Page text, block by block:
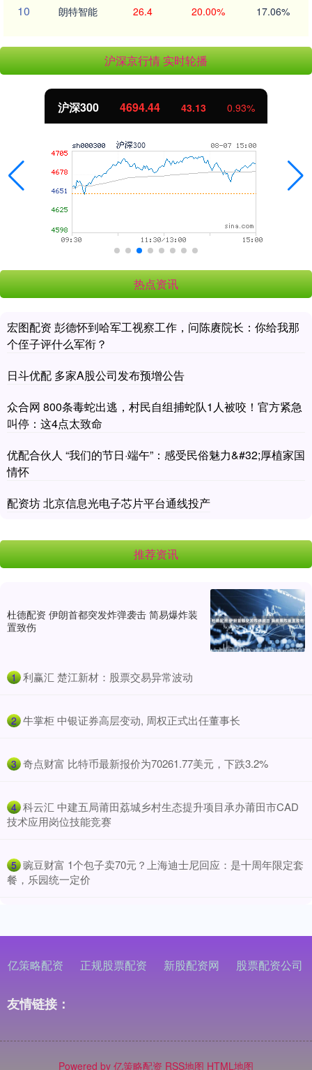
10 朗特智能 26.4 20.00% 17.06%
沪深京行情 实时轮播
北证50 1134.24 11.37 1.01%
热点资讯
宏图配资 彭德怀到哈军工视察工作，问陈赓院长：你给我那
个侄子评什么军衔？
日斗优配 多家A股公司发布预增公告
众合网 800条毒蛇出逃，村民自组捕蛇队1人被咬！官方紧急
叫停：这4点太致命
优配合伙人 “我们的节日·端午”：感受民俗魅力&#32;厚植家国
情怀
配资坊 北京信息光电子芯片平台通线投产
推荐资讯
杜德配资 伊朗首都突发炸弹袭击 简易爆炸装
置致伤
1 ​利赢汇 楚江新材：股票交易异常波动
2 ​牛掌柜 中银证券高层变动, 周权正式出任董事长
3 ​奇点财富 比特币最新报价为70261.77美元，下跌3.2%
4 ​科云汇 中建五局莆田荔城乡村生态提升项目承办莆田市CAD
技术应用岗位技能竞赛
5 ​豌豆财富 1个包子卖70元？上海迪士尼回应：是十周年限定套
餐，乐园统一定价
亿策略配资 正规股票配资 新股配资网 股票配资公司
友情链接：
Powered by 亿策略配资 RSS地图 HTML地图